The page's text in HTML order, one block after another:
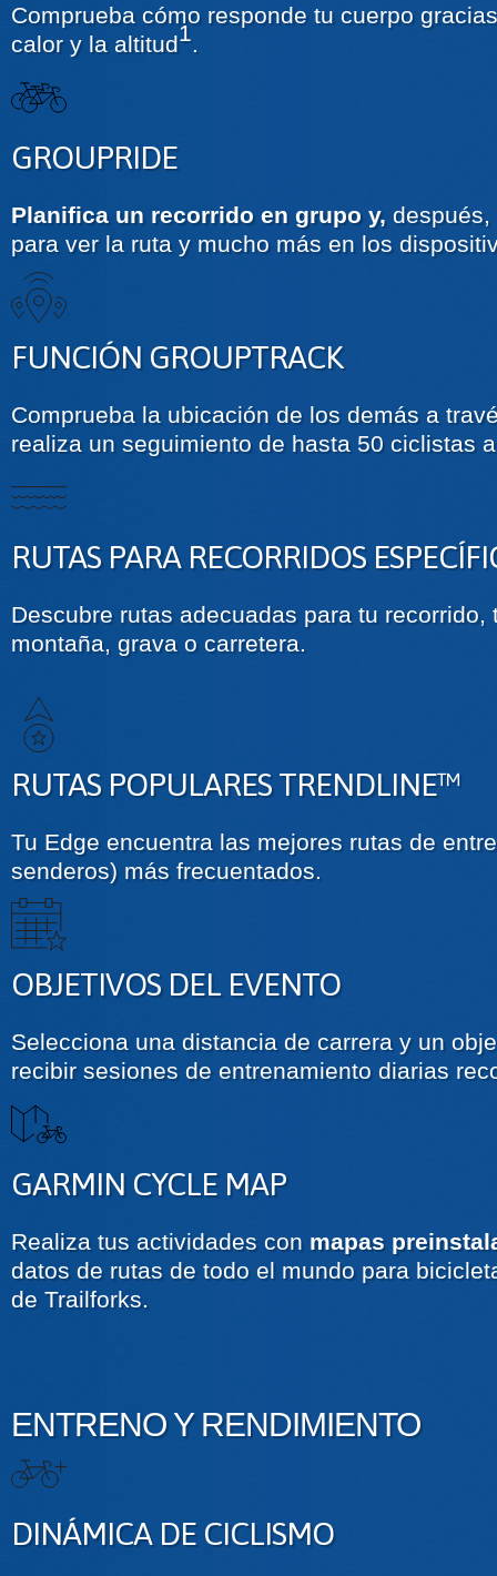
Comprueba cómo responde tu cuerpo
calor y la altitud1 .
GROUPRIDE
Planifica un recorrido en grupo y, después,
para ver la ruta y mucho más en los
FUNCIÓN GROUPTRACK
Comprueba la ubicación de los demás a
realiza un seguimiento de hasta 50 ciclistas
RUTAS PARA RECORRIDOS
Descubre rutas adecuadas para tu recorrido,
montaña, grava o carretera.
RUTAS POPULARES TRENDLINE™
Tu Edge encuentra las mejores rutas de
senderos) más frecuentados.
OBJETIVOS DEL EVENTO
Selecciona una distancia de carrera y un
recibir sesiones de entrenamiento diarias
GARMIN CYCLE MAP
Realiza tus actividades con mapas
datos de rutas de todo el mundo para
de Trailforks.
ENTRENO Y RENDIMIENTO
DINÁMICA DE CICLISMO